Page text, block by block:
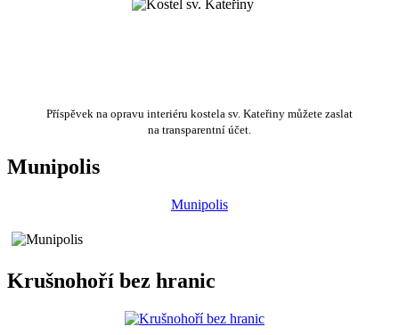
Příspěvek na opravu interiéru kostela sv. Kateřiny můžete zaslat
na transparentní účet.
Munipolis
Munipolis
Krušnohoří bez hranic